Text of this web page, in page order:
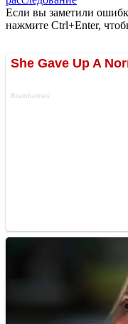
Если вы заметили
нажмите Ctrl+Enter,